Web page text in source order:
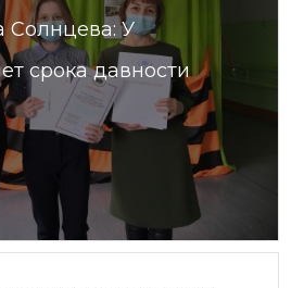
Солнцева: У
срока давности